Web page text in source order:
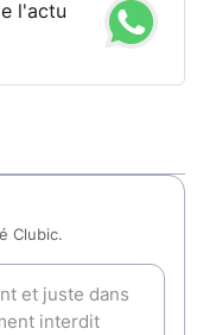
l'actu
Clubic.